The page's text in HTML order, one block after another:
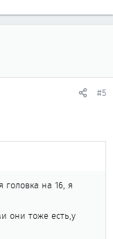
#5
на 16, я
они тоже есть,у